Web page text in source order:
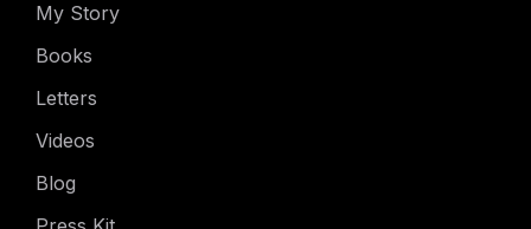
My Story
Books
Letters
Videos
Blog